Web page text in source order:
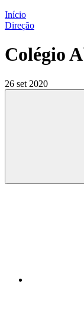
Início
Direção
Colégio
26 set 2020